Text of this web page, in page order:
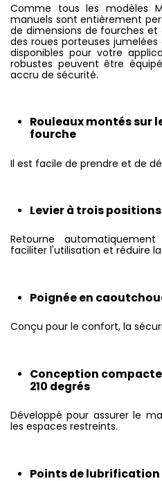
Comme tous les modèles
manuels sont entièrement
de dimensions de fourches
des roues porteuses
disponibles pour votre
robustes peuvent être
accru de sécurité.
Rouleaux montés sur
fourche
Il est facile de prendre et de
Levier à trois positions
Retourne
faciliter l'u­ti­li­sa­tion et réduire
Poignée en
Conçu pour le confort, la
Conception
210 degrés
Développé pour assurer le
les espaces restreints.
Points de